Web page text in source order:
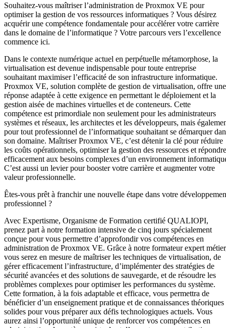
Souhaitez-vous maîtriser l’administration de Proxmox VE pour
optimiser la gestion de vos ressources informatiques ? Vous désirez
acquérir une compétence fondamentale pour accélérer votre carrière
dans le domaine de l’informatique ? Votre parcours vers l’excellence
commence ici.
Dans le contexte numérique actuel en perpétuelle métamorphose, la
virtualisation est devenue indispensable pour toute entreprise
souhaitant maximiser l’efficacité de son infrastructure informatique.
Proxmox VE, solution complète de gestion de virtualisation, offre une
réponse adaptée à cette exigence en permettant le déploiement et la
gestion aisée de machines virtuelles et de conteneurs. Cette
compétence est primordiale non seulement pour les administrateurs
systèmes et réseaux, les architectes et les développeurs, mais
pour tout professionnel de l’informatique souhaitant se démarquer
son domaine. Maîtriser Proxmox VE, c’est détenir la clé pour réduire
les coûts opérationnels, optimiser la gestion des ressources et répondre
efficacement aux besoins complexes d’un environnement
C’est aussi un levier pour booster votre carrière et augmenter votre
valeur professionnelle.
Êtes-vous prêt à franchir une nouvelle étape dans votre
professionnel ?
Avec Expertisme, Organisme de Formation certifié QUALIOPI,
prenez part à notre formation intensive de cinq jours spécialement
conçue pour vous permettre d’approfondir vos compétences en
administration de Proxmox VE. Grâce à notre formateur expert
vous serez en mesure de maîtriser les techniques de virtualisation, de
gérer efficacement l’infrastructure, d’implémenter des stratégies de
sécurité avancées et des solutions de sauvegarde, et de résoudre les
problèmes complexes pour optimiser les performances du système.
Cette formation, à la fois adaptable et efficace, vous permettra de
bénéficier d’un enseignement pratique et de connaissances théoriques
solides pour vous préparer aux défis technologiques actuels. Vous
aurez ainsi l’opportunité unique de renforcer vos compétences en